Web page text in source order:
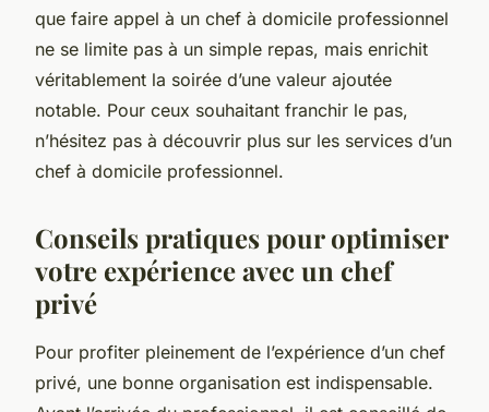
que faire appel à un chef à domicile professionnel
ne se limite pas à un simple repas, mais enrichit
véritablement la soirée d’une valeur ajoutée
notable. Pour ceux souhaitant franchir le pas,
n’hésitez pas à découvrir plus sur les services d’un
chef à domicile professionnel.
Conseils pratiques pour optimiser
votre expérience avec un chef
privé
Pour profiter pleinement de l’expérience d’un chef
privé, une bonne organisation est indispensable.